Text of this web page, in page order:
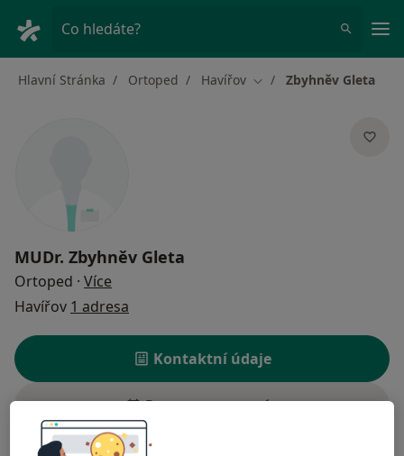
Co hledáte?
Hlavní Stránka Ortoped Havířov Změna města
Zbyhněv Gleta
MUDr. Zbyhněv Gleta
Ortoped · Více
Havířov 1 adresa
Kontaktní údaje
Rezervovat termín